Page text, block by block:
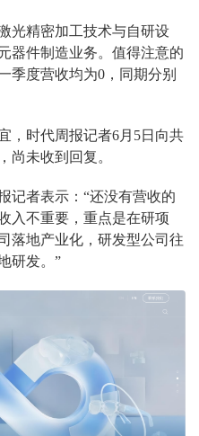
光精密加工技术与自研设
器件制造业务。值得注意的
季度营收均为0，同期分别
，时代周报记者6月5日向共
尚未收到回复。
记者表示：“还没有营收的
入不重要，重点是在研项
落地产业化，研发型公司往
研发。”